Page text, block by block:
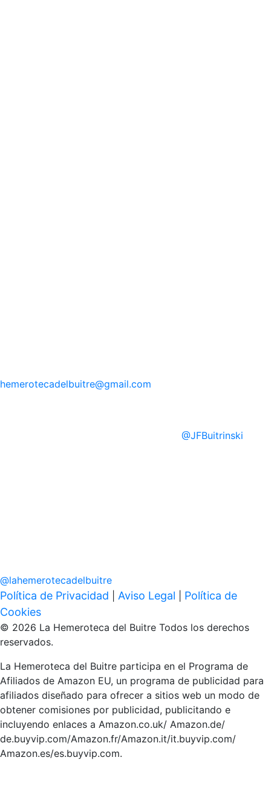
hemerotecadelbuitre@gmail.com
@JFBuitrinski
@lahemerotecadelbuitre
Política de Privacidad Aviso Legal
Política de
Cookies
© 2026 La Hemeroteca del Buitre Todos los derechos
reservados.
La Hemeroteca del Buitre participa en el Programa de
Afiliados de Amazon EU, un programa de publicidad para
afiliados diseñado para ofrecer a sitios web un modo de
obtener comisiones por publicidad, publicitando e
incluyendo enlaces a Amazon.co.uk/ Amazon.de/
de.buyvip.com/Amazon.fr/Amazon.it/it.buyvip.com/
Amazon.es/es.buyvip.com.